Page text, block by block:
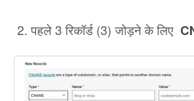
पहले 3 रिकॉर्ड (3) जोड़ने के लिए